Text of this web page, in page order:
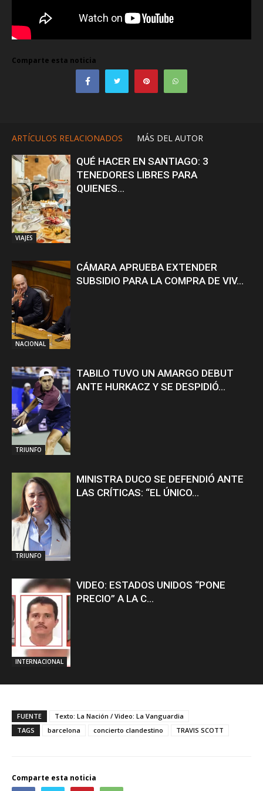
Comparte esta noticia
ARTÍCULOS RELACIONADOS MÁS DEL AUTOR
VIAJES
QUÉ HACER EN SANTIAGO: 3
TENEDORES LIBRES PARA
QUIENES...
NACIONAL
CÁMARA APRUEBA EXTENDER
SUBSIDIO PARA LA COMPRA DE VIV...
TRIUNFO
TABILO TUVO UN AMARGO DEBUT
ANTE HURKACZ Y SE DESPIDIÓ...
TRIUNFO
MINISTRA DUCO SE DEFENDIÓ ANTE
LAS CRÍTICAS: “EL ÚNICO...
INTERNACIONAL
VIDEO: ESTADOS UNIDOS “PONE
PRECIO” A LA C...
FUENTE
Texto: La Nación / Video: La Vanguardia
TAGS
barcelona concierto clandestino TRAVIS SCOTT
Comparte esta noticia